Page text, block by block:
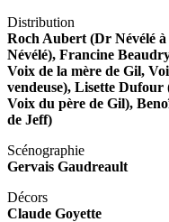
Distribution
Roch Aubert (Dr Névélé
Névélé), Francine
Voix de la mère de Gil,
vendeuse), Lisette
Voix du père de Gil),
de Jeff)
Scénographie
Gervais Gaudreault
Décors
Claude Goyette